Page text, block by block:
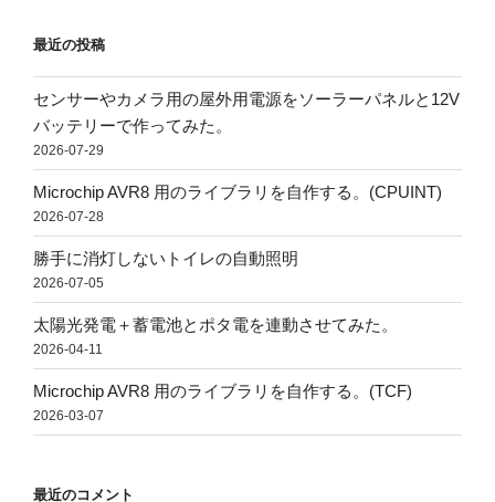
最近の投稿
センサーやカメラ用の屋外用電源をソーラーパネルと12V
バッテリーで作ってみた。
2026-07-29
Microchip AVR8 用のライブラリを自作する。(CPUINT)
2026-07-28
勝手に消灯しないトイレの自動照明
2026-07-05
太陽光発電＋蓄電池とポタ電を連動させてみた。
2026-04-11
Microchip AVR8 用のライブラリを自作する。(TCF)
2026-03-07
最近のコメント